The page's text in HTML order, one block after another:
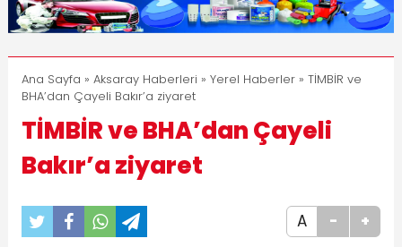
8:23 Aksaray Esnaf Rehberi Hizmete Girdi
11:30
Birlikhaber.com Yayın Hayatına Başladı | Hızlı ve
Akıllı Haber Platformu
Ana Sayfa » Aksaray Haberleri » Yerel Haberler» TİMBİR ve
BHA’dan Çayeli Bakır’a ziyaret
TİMBİR ve BHA’dan Çayeli
Bakır’a ziyaret
A - +